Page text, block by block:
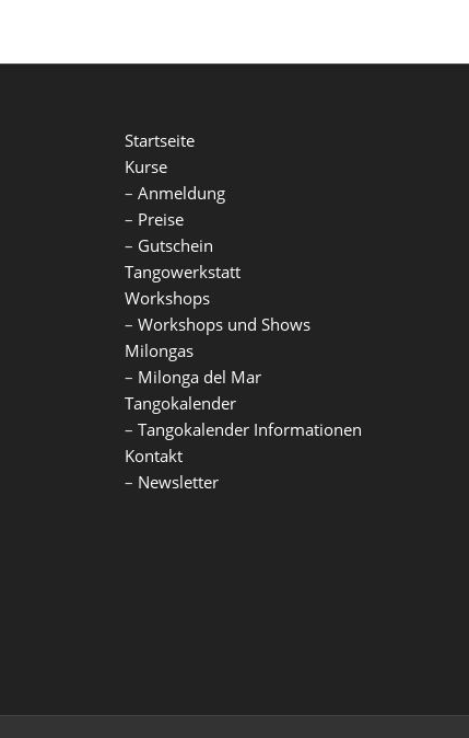
Startseite
Kurse
– Anmeldung
– Preise
– Gutschein
Tangowerkstatt
Workshops
– Workshops und Shows
Milongas
– Milonga del Mar
Tangokalender
– Tangokalender Informationen
Kontakt
– Newsletter